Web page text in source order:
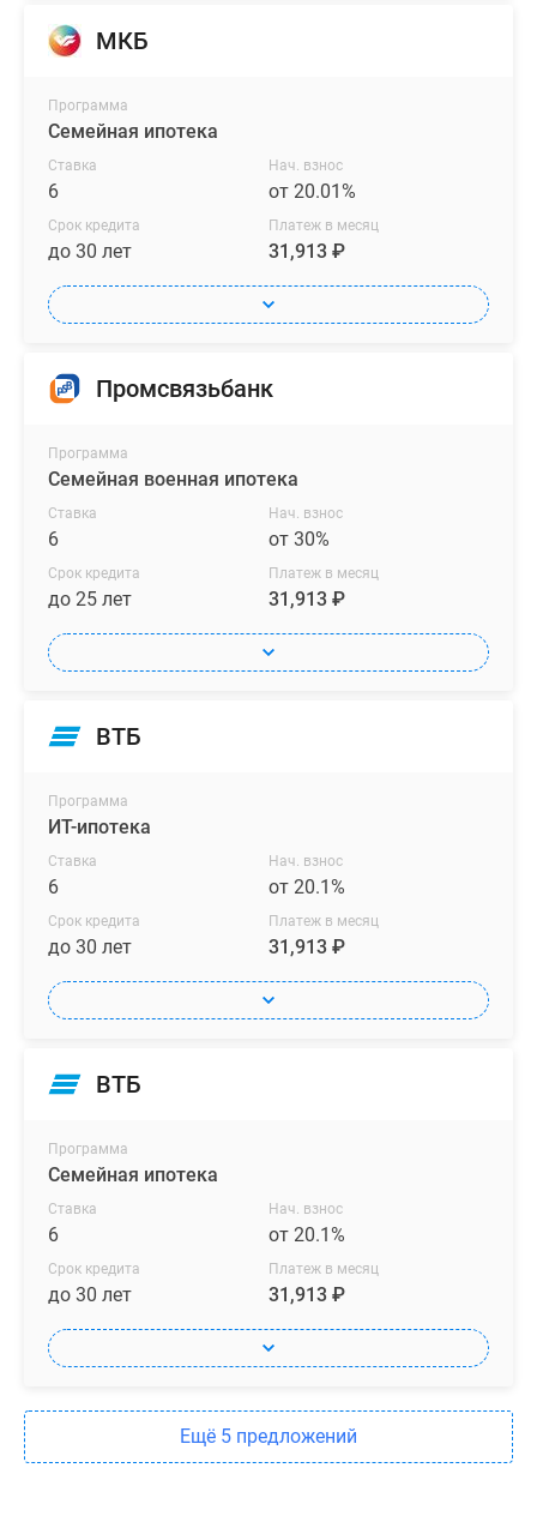
МКБ
Программа
Семейная ипотека
Ставка
6
Нач. взнос
от 20.01%
Срок кредита
до 30 лет
Платеж в месяц
31,913 ₽
Промсвязьбанк
Программа
Семейная военная ипотека
Ставка
6
Нач. взнос
от 30%
Срок кредита
до 25 лет
Платеж в месяц
31,913 ₽
ВТБ
Программа
ИТ-ипотека
Ставка
6
Нач. взнос
от 20.1%
Срок кредита
до 30 лет
Платеж в месяц
31,913 ₽
ВТБ
Программа
Семейная ипотека
Ставка
6
Нач. взнос
от 20.1%
Срок кредита
до 30 лет
Платеж в месяц
31,913 ₽
Ещё 5 предложений